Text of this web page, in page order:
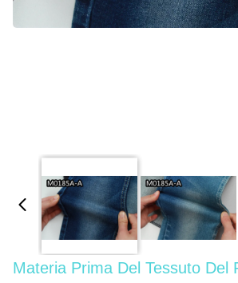
Materia Prima Del Tessuto Del